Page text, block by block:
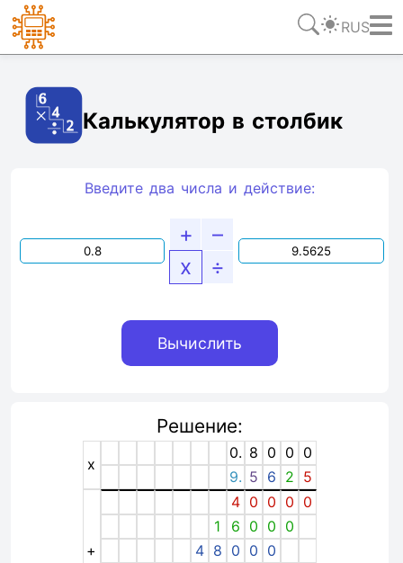
RUS
Калькулятор в столбик
Введите два числа и действие:
+
–
x
÷
Решение:
x
0. 8 0 0 0
9. 5 6 2 5
+
4 0 0 0 0
1
6 0 0 0
4 8 0 0 0